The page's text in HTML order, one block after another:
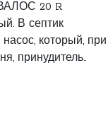
20 R
В септик
который, при
принудитель..